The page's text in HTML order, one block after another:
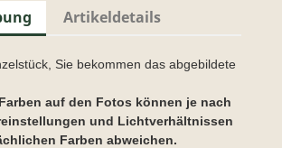
Artikeldetails
Sie bekommen das abgebildete
auf den Fotos können je nach
und Lichtverhältnissen
Farben abweichen.